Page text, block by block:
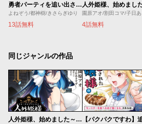
勇者パーティを追い出された器用貧乏 ～パーティ事情で付与術士をやっていた剣士、万能へと至る～
よねぞう/都神樹/きさらぎゆり
13話無料 4話無料
同じジャンルの作品
人外姫様、始めました～Ｆｒｅｅ Ｌｉｆｅ Ｆａｎｔａｓｙ Ｏｎｌｉｎｅ～